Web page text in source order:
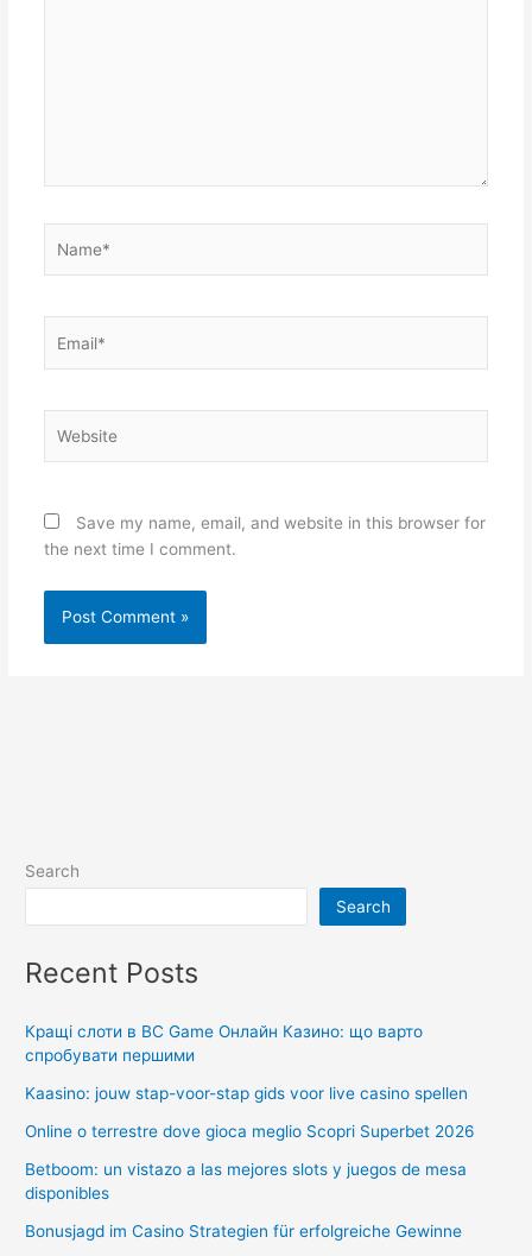
Save my name, email, and website in this browser for
the next time I comment.
Search
Search
Recent Posts
Кращі слоти в BC Game Онлайн Казино: що варто
спробувати першими
Kaasino: jouw stap-voor-stap gids voor live casino spellen
Online o terrestre dove gioca meglio Scopri Superbet 2026
Betboom: un vistazo a las mejores slots y juegos de mesa
disponibles
Bonusjagd im Casino Strategien für erfolgreiche Gewinne